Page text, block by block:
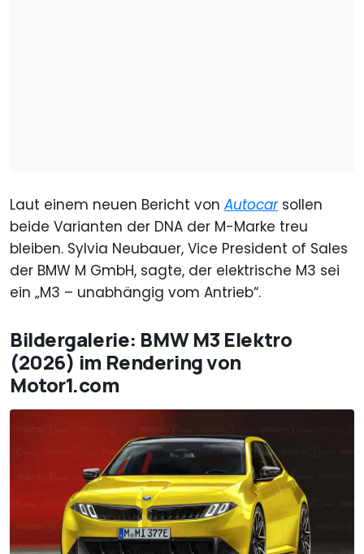
Laut einem neuen Bericht vonAutocarsollen
beide Varianten der DNA der M-Marke treu
bleiben. Sylvia Neubauer, Vice President of Sales
der BMW M GmbH, sagte, der elektrische M3 sei
ein „M3 – unabhängig vom Antrieb“.
Bildergalerie: BMW M3 Elektro
(2026) im Rendering von
Motor1.com